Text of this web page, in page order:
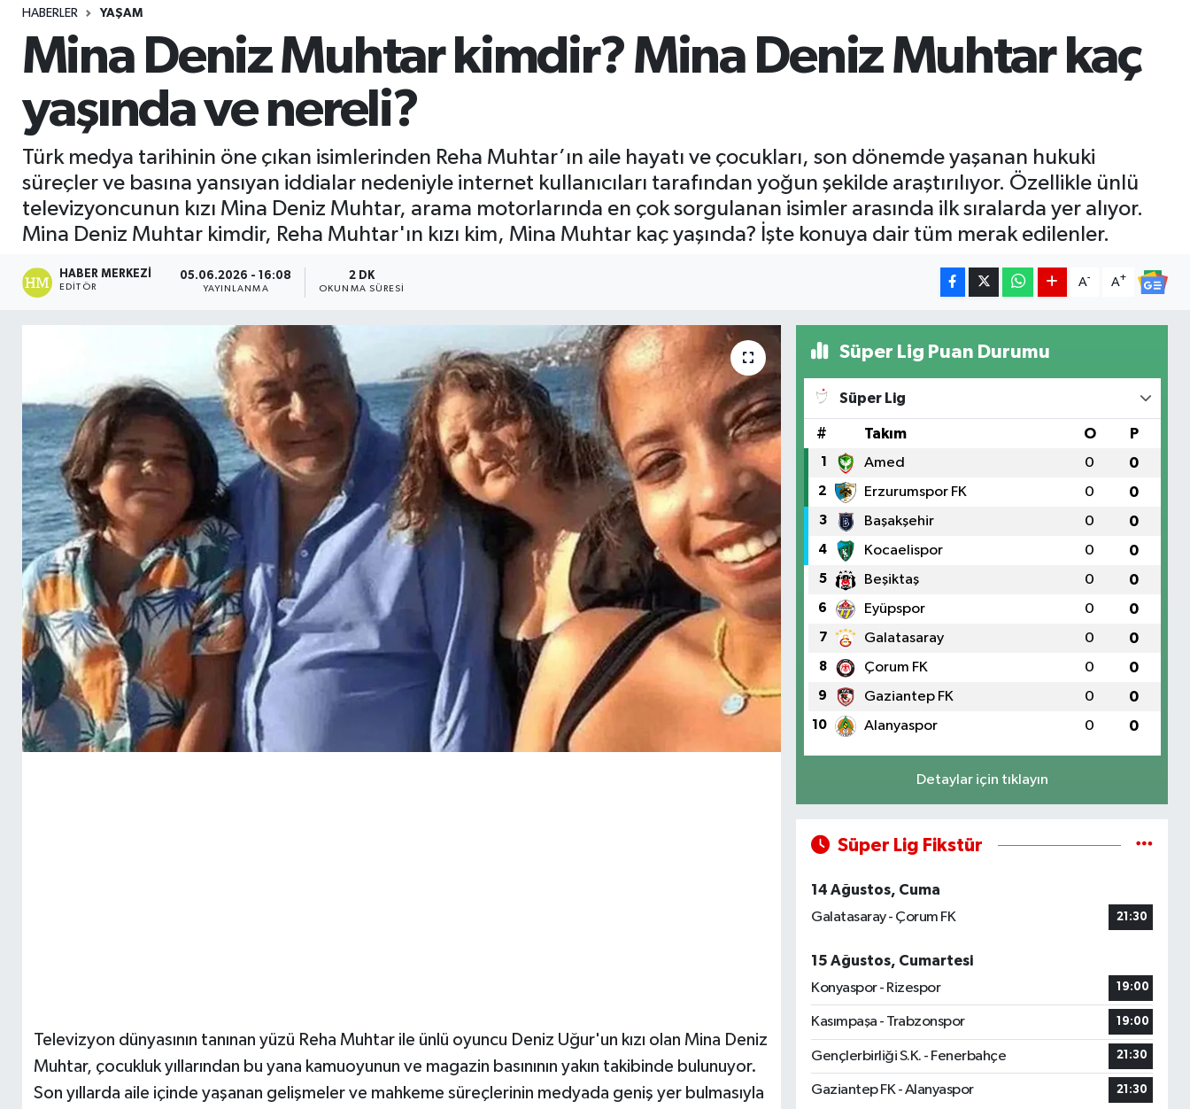
HABERLER YAŞAM
Mina Deniz Muhtar kimdir? Mina Deniz Muhtar kaç
yaşında ve nereli?
Türk medya tarihinin öne çıkan isimlerinden Reha Muhtar’ın aile hayatı ve çocukları, son dönemde yaşanan hukuki
süreçler ve basına yansıyan iddialar nedeniyle internet kullanıcıları tarafından yoğun şekilde araştırılıyor. Özellikle ünlü
televizyoncunun kızı Mina Deniz Muhtar, arama motorlarında en çok sorgulanan isimler arasında ilk sıralarda yer alıyor.
Mina Deniz Muhtar kimdir, Reha Muhtar'ın kızı kim, Mina Muhtar kaç yaşında? İşte konuya dair tüm merak edilenler.
HABER MERKEZI
EDITÖR
05.06.2026 - 16:08
YAYINLANMA
2 DK
OKUNMA SÜRESI
A- A+
Televizyon dünyasının tanınan yüzü Reha Muhtar ile ünlü oyuncu Deniz Uğur'un kızı olan Mina Deniz
Muhtar, çocukluk yıllarından bu yana kamuoyunun ve magazin basınının yakın takibinde bulunuyor.
Son yıllarda aile içinde yaşanan gelişmeler ve mahkeme süreçlerinin medyada geniş yer bulmasıyla
Süper Lig Puan Durumu
Süper Lig
# Takım O P
1 Amed 0 0
2 Erzurumspor FK 0 0
3 Başakşehir 0 0
4 Kocaelispor 0 0
5 Beşiktaş 0 0
6 Eyüpspor 0 0
7 Galatasaray 0 0
8 Çorum FK 0 0
9 Gaziantep FK 0 0
10 Alanyaspor 0 0
Detaylar için tıklayın
Süper Lig Fikstür
14 Ağustos, Cuma
Galatasaray - Çorum FK
21:30
15 Ağustos, Cumartesi
Konyaspor - Rizespor
19:00
Kasımpaşa - Trabzonspor 19:00
Gençlerbirliği S.K. - Fenerbahçe 21:30
Gaziantep FK - Alanyaspor 21:30
Sağlık
Seri İlan
Siyaset
Spor
Yaşam